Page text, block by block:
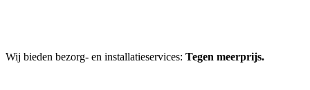
Wij bieden bezorg- en installatieservices: Tegen meerprijs.